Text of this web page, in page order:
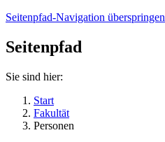
Seitenpfad-Navigation überspringen
Seitenpfad
Sie sind hier:
Start
Fakultät
Personen